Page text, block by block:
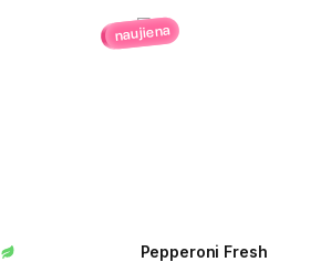
naujiena
Pepperoni Fresh